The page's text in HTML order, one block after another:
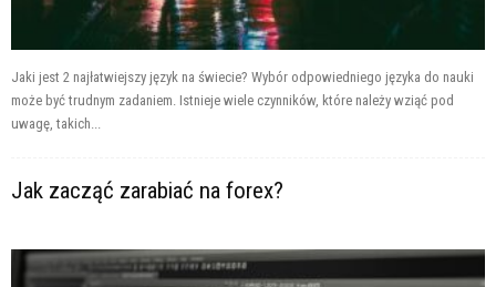
Jaki jest 2 najłatwiejszy język na świecie? Wybór odpowiedniego języka do nauki
może być trudnym zadaniem. Istnieje wiele czynników, które należy wziąć pod
uwagę, takich...
Jak zacząć zarabiać na forex?